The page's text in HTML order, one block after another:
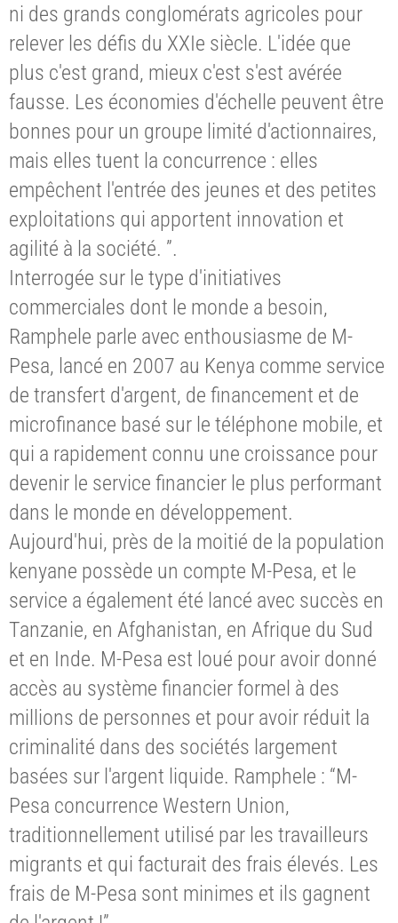
ni des grands conglomérats agricoles pour
relever les défis du XXIe siècle. L'idée que
plus c'est grand, mieux c'est s'est avérée
fausse. Les économies d'échelle peuvent être
bonnes pour un groupe limité d'actionnaires,
mais elles tuent la concurrence : elles
empêchent l'entrée des jeunes et des petites
exploitations qui apportent innovation et
agilité à la société. ”.
Interrogée sur le type d'initiatives
commerciales dont le monde a besoin,
Ramphele parle avec enthousiasme de M-
Pesa, lancé en 2007 au Kenya comme service
de transfert d'argent, de financement et de
microfinance basé sur le téléphone mobile, et
qui a rapidement connu une croissance pour
devenir le service financier le plus performant
dans le monde en développement.
Aujourd'hui, près de la moitié de la population
kenyane possède un compte M-Pesa, et le
service a également été lancé avec succès en
Tanzanie, en Afghanistan, en Afrique du Sud
et en Inde. M-Pesa est loué pour avoir donné
accès au système financier formel à des
millions de personnes et pour avoir réduit la
criminalité dans des sociétés largement
basées sur l'argent liquide. Ramphele : “M-
Pesa concurrence Western Union,
traditionnellement utilisé par les travailleurs
migrants et qui facturait des frais élevés. Les
frais de M-Pesa sont minimes et ils gagnent